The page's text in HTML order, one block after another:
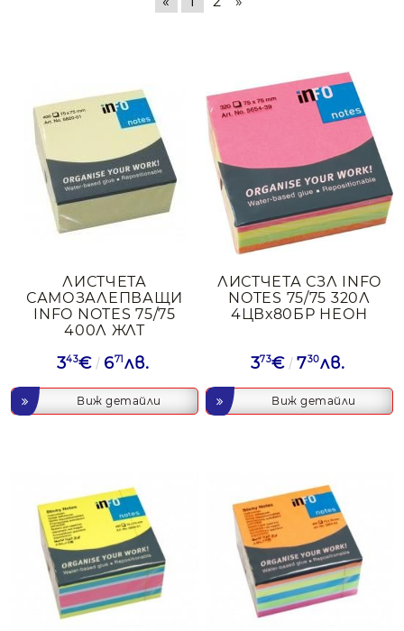
ЛИСТЧЕТА
САМОЗАЛЕПВАЩИ
INFO NOTES 75/75
400Л ЖЛТ
343€ 671 лв.
Виж детайли
ЛИСТЧЕТА СЗЛ INFO
NOTES 75/75 320Л
4ЦВх80БР НЕОН
373€ 730лв.
Виж детайли